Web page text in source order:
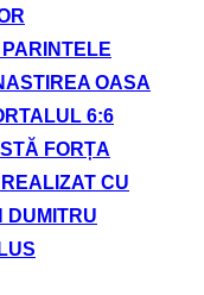
OASA
6:6
FORȚA
CU
DUMITRU